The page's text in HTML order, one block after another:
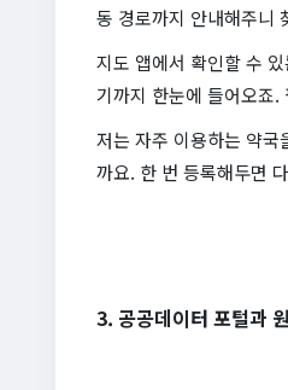
동 경로까지 안내해주니
지도 앱에서 확인할 수
기까지 한눈에 들어오죠.
저는 자주 이용하는 약국
까요. 한 번 등록해두면
3. 공공데이터 포털과